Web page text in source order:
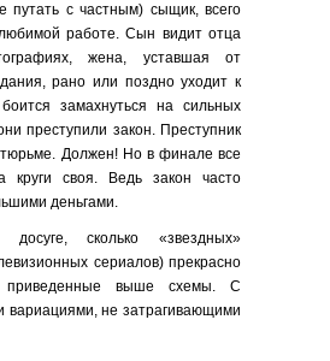
путать с частным) сыщик, всего
работе. Сын видит отца
жена, уставшая от
рано или поздно уходит к
замахнуться на сильных
преступили закон. Преступник
Должен! Но в финале все
круги своя. Ведь закон часто
деньгами.
досуге, сколько «звездных»
сериалов) прекрасно
приведенные выше схемы. С
вариациями, не затрагивающими